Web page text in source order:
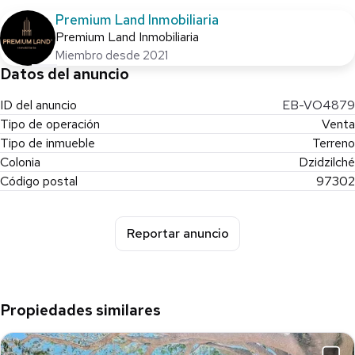
Premium Land Inmobiliaria
Premium Land Inmobiliaria
Miembro desde 2021
Datos del anuncio
ID del anuncio
EB-VO4879
Tipo de operación
Venta
Tipo de inmueble
Terreno
Colonia
Dzidzilché
Código postal
97302
Reportar anuncio
Propiedades similares